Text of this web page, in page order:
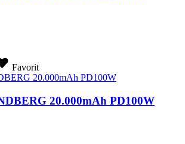
Favorit
20.000mAh PD100W